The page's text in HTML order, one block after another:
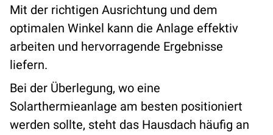
Mit der richtigen Ausrichtung und dem
optimalen Winkel kann die Anlage effektiv
arbeiten und hervorragende Ergebnisse
liefern.
Bei der Überlegung, wo eine
Solarthermieanlage am besten positioniert
werden sollte, steht das Hausdach häufig an